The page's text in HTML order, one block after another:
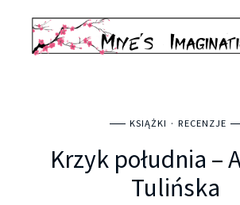
KSIĄŻKI RECENZJE
Krzyk południa –
Tulińska